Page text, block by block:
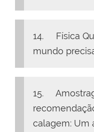
14. Física
mundo
15.
calagem: Um